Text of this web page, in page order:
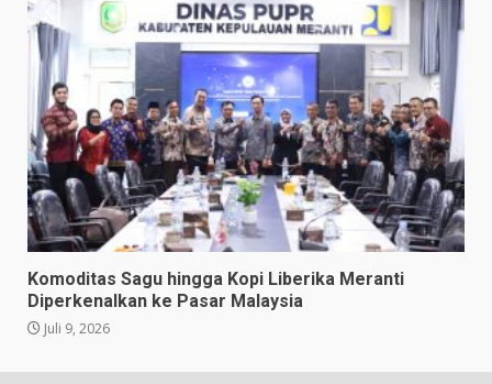
Komoditas Sagu hingga Kopi Liberika Meranti
Diperkenalkan ke Pasar Malaysia
Juli 9, 2026